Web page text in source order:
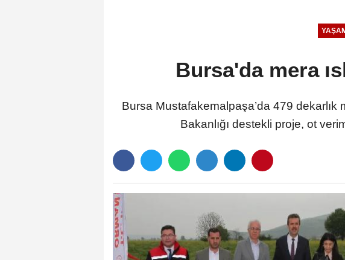
Bursa'da mera
Bursa Mustafakemalpaşa’da 479 dekarlık
Bakanlığı destekli proje, ot